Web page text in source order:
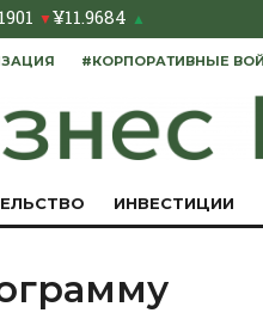
▼¥11.9684 ▲
#КОРПОРАТИВНЫЕ
ИНВЕСТИЦИИ